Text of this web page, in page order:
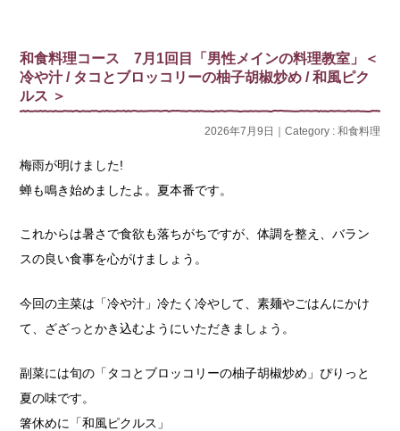
和食料理コース 7月1回目「男性メインの料理教室」＜
冷や汁 / タコとブロッコリーの柚子胡椒炒め / 和風ピク
ルス ＞
2026年7月9日｜Category : 和食料理
梅雨が明けました!
蝉も鳴き始めましたよ。夏本番です。
これからは暑さで食欲も落ちがちですが、体調を整え、バラン
スの良い食事を心がけましょう。
今回の主菜は「冷や汁」冷たく冷やして、素麺やごはんにかけ
て、ざざっとかき込むようにいただきましょう。
副菜には旬の「タコとブロッコリーの柚子胡椒炒め」ぴりっと
夏の味です。
箸休めに「和風ピクルス」